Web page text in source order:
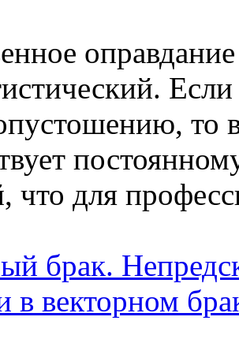
то
что для
брак.
в векторном